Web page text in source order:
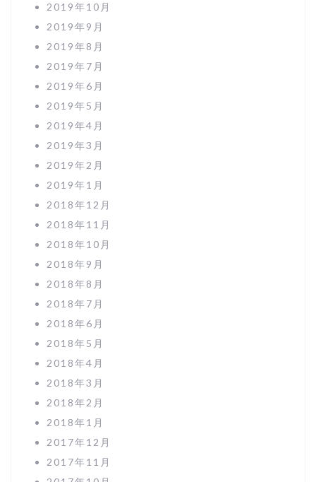
2019年10月
2019年9月
2019年8月
2019年7月
2019年6月
2019年5月
2019年4月
2019年3月
2019年2月
2019年1月
2018年12月
2018年11月
2018年10月
2018年9月
2018年8月
2018年7月
2018年6月
2018年5月
2018年4月
2018年3月
2018年2月
2018年1月
2017年12月
2017年11月